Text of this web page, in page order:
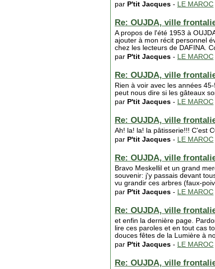
par P'tit Jacques - LE MAROC
Re: OUJDA, ville
A propos de l'été 1953 à
ajouter à mon récit personnel
chez les lecteurs de DAFINA.
par P'tit Jacques - LE MAROC
Re: OUJDA, ville
Rien à voir avec les années
peut nous dire si les gâteaux
par P'tit Jacques - LE MAROC
Re: OUJDA, ville
Ah! la! la! la pâtisserie!!! C'est
par P'tit Jacques - LE MAROC
Re: OUJDA, ville
Bravo Meskellil et un grand
souvenir: j'y passais devant
vu grandir ces arbres (faux-
par P'tit Jacques - LE MAROC
Re: OUJDA, ville
et enfin la dernière page.
lire ces paroles et en tout cas
douces fêtes de la Lumière à
par P'tit Jacques - LE MAROC
Re: OUJDA, ville